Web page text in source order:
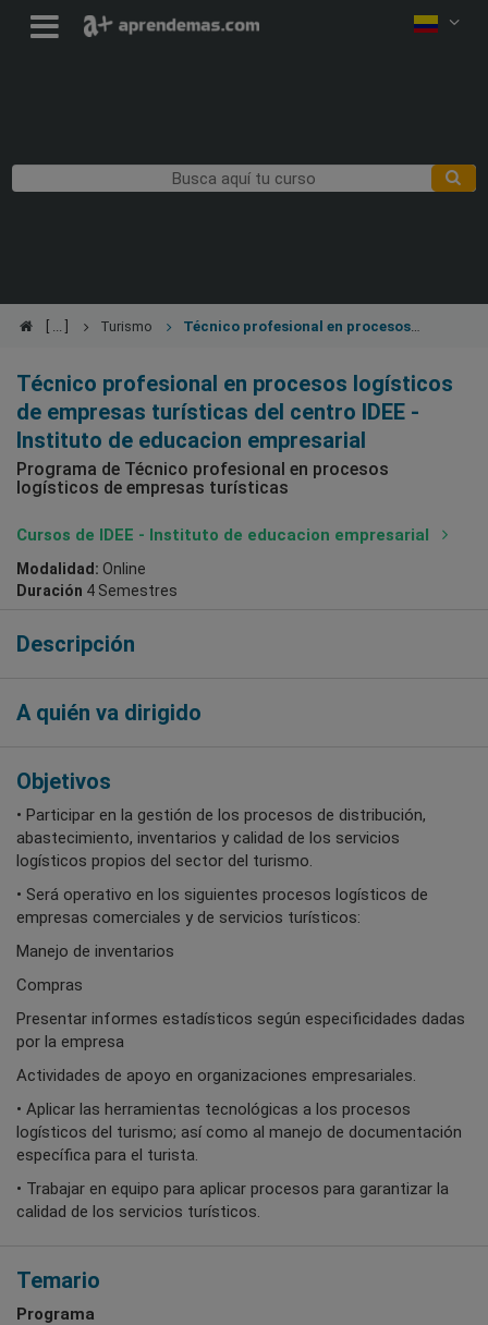
Turismo
Técnico profesional en procesos logísticos
de empresas turísticas del centro IDEE -
Instituto de educacion empresarial
Programa de Técnico profesional en procesos
logísticos de empresas turísticas
Cursos de IDEE - Instituto de educacion empresarial
Modalidad: Online
Duración 4 Semestres
Descripción
A quién va dirigido
Objetivos
• Participar en la gestión de los procesos de distribución,
abastecimiento, inventarios y calidad de los servicios
logísticos propios del sector del turismo.
• Será operativo en los siguientes procesos logísticos de
empresas comerciales y de servicios turísticos:
Manejo de inventarios
Compras
Presentar informes estadísticos según especificidades dadas
por la empresa
Actividades de apoyo en organizaciones empresariales.
• Aplicar las herramientas tecnológicas a los procesos
logísticos del turismo; así como al manejo de documentación
específica para el turista.
• Trabajar en equipo para aplicar procesos para garantizar la
calidad de los servicios turísticos.
Temario
Programa